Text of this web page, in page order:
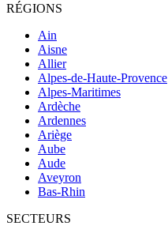
RÉGIONS
Ain
Aisne
Allier
Alpes-de-Haute-Provence
Alpes-Maritimes
Ardèche
Ardennes
Ariège
Aube
Aude
Aveyron
Bas-Rhin
SECTEURS